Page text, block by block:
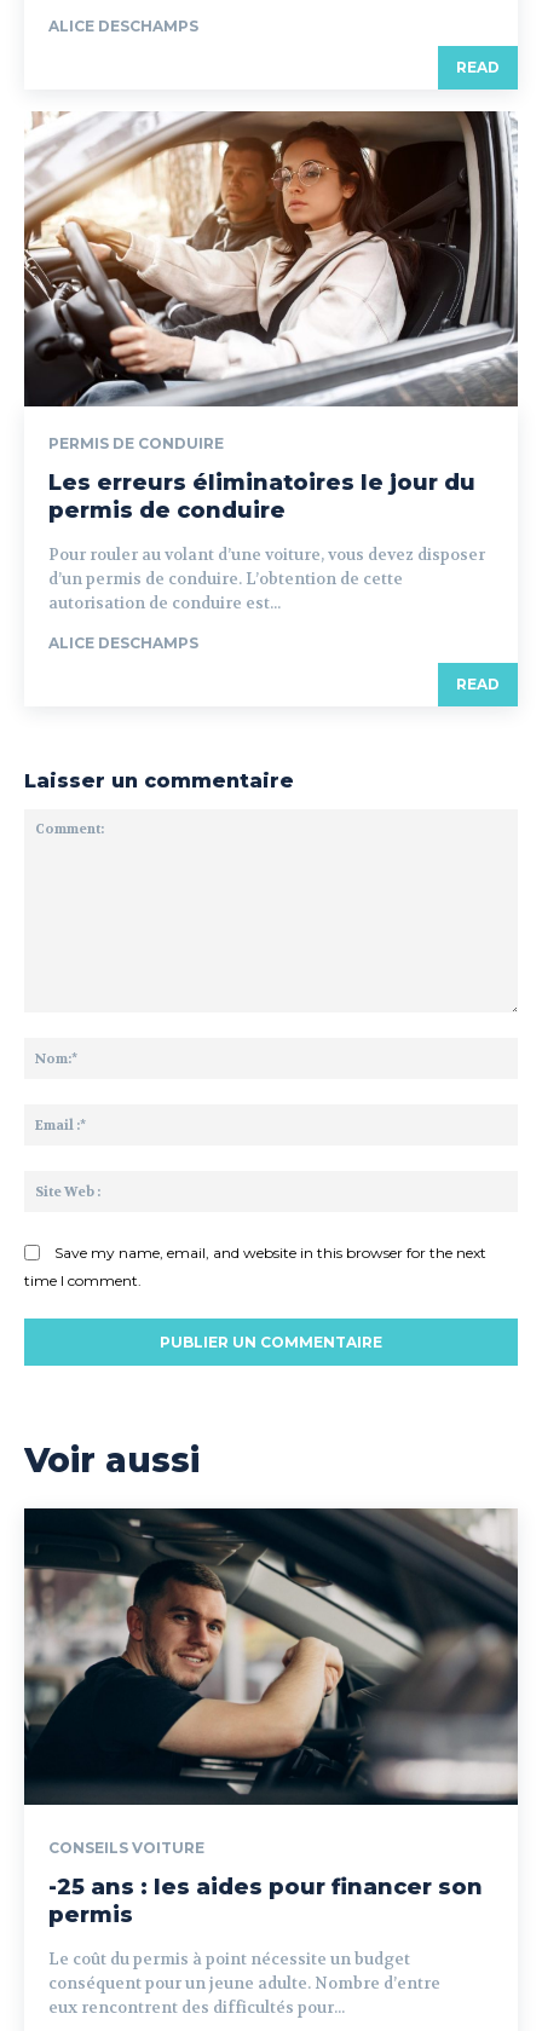
ALICE DESCHAMPS
READ
PERMIS DE CONDUIRE
Les erreurs éliminatoires le jour du
permis de conduire
Pour rouler au volant d’une voiture, vous devez disposer
d’un permis de conduire. L’obtention de cette
autorisation de conduire est...
ALICE DESCHAMPS
READ
Laisser un commentaire
Save my name, email, and website in this browser for the next
time I comment.
Voir aussi
CONSEILS VOITURE
-25 ans : les aides pour financer son
permis
Le coût du permis à point nécessite un budget
conséquent pour un jeune adulte. Nombre d’entre
eux rencontrent des difficultés pour...